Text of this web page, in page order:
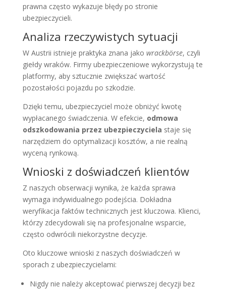
prawna często wykazuje błędy po stronie
ubezpieczycieli.
Analiza rzeczywistych sytuacji
W Austrii istnieje praktyka znana jako wrackbörse, czyli
giełdy wraków. Firmy ubezpieczeniowe wykorzystują te
platformy, aby sztucznie zwiększać wartość
pozostałości pojazdu po szkodzie.
Dzięki temu, ubezpieczyciel może obniżyć kwotę
wypłacanego świadczenia. W efekcie, odmowa
odszkodowania przez ubezpieczyciela staje się
narzędziem do optymalizacji kosztów, a nie realną
wyceną rynkową.
Wnioski z doświadczeń klientów
Z naszych obserwacji wynika, że każda sprawa
wymaga indywidualnego podejścia. Dokładna
weryfikacja faktów technicznych jest kluczowa. Klienci,
którzy zdecydowali się na profesjonalne wsparcie,
często odwrócili niekorzystne decyzje.
Oto kluczowe wnioski z naszych doświadczeń w
sporach z ubezpieczycielami:
Nigdy nie należy akceptować pierwszej decyzji bez